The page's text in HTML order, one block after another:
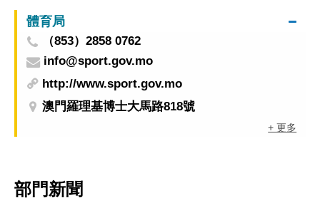
誕生
體育局
（853）2858 0762
info@sport.gov.mo
http://www.sport.gov.mo
澳門羅理基博士大馬路818號
+ 更多
部門新聞